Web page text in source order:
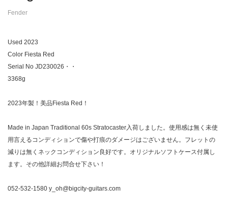
Fender
Used 2023
Color Fiesta Red
Serial No JD230026・・
3368g
2023年製！美品Fiesta Red！
Made in Japan Traditional 60s Stratocaster入荷しました。使用感は無く未使
用言えるコンディションで傷や打痕のダメージはございません。フレットの
減りは無くネックコンディション良好です。オリジナルソフトケース付属し
ます。その他詳細お問合せ下さい！
052-532-1580 y_oh@bigcity-guitars.com